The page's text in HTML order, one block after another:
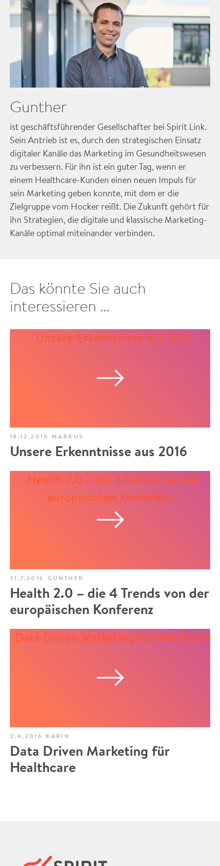
Gunther
ist geschäftsführender Gesellschafter bei Spirit Link.
Sein Antrieb ist es, durch den strategischen Einsatz
digitaler Kanäle das Marketing im Gesundheitswesen
zu verbessern. Für ihn ist ein guter Tag, wenn er
einem Healthcare-Kunden einen neuen Impuls für
sein Marketing geben konnte, mit dem er die
Zielgruppe vom Hocker reißt. Die Zukunft gehört für
ihn Strategien, die digitale und klassische Marketing-
Kanäle optimal miteinander verbinden.
Das könnte Sie auch
interessieren …
18.12.2016 MARKUS
Unsere Erkenntnisse aus 2016
31.7.2016 GUNTHER
Health 2.0 – die 4 Trends von der
europäischen Konferenz
3.4.2016 KARIN
Data Driven Marketing für
Healthcare